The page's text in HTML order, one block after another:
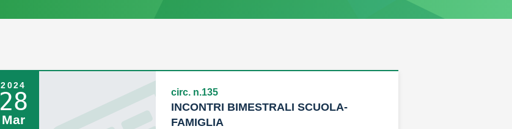
2024
28
Mar
circ. n.135
INCONTRI BIMESTRALI SCUOLA-
FAMIGLIA